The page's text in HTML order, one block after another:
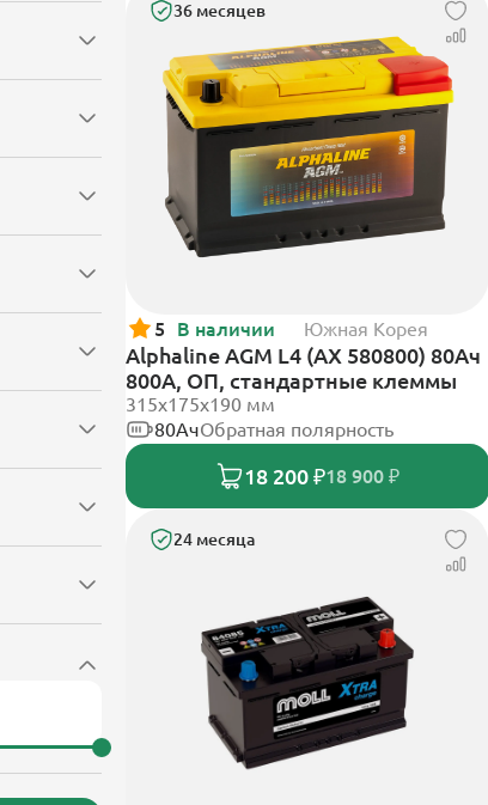
36 месяцев
5 В наличии Южная Корея
Alphaline AGM L4 (AX 580800) 80Ач
800А, ОП, стандартные клеммы
315х175х190 мм
80АчОбратная полярность
18 200 ₽18 900 ₽
24 месяца